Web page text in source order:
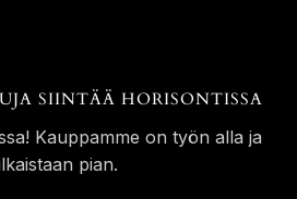
SIINTÄÄ HORISONTISSA
Kauppamme on työn alla ja
pian.